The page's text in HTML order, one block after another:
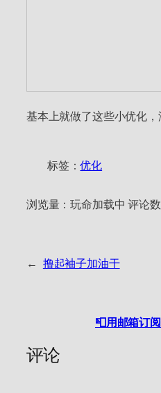
基本上就做了这些小优化，
标签：优化
浏览量：玩命加载中 评论数
← 撸起袖子加油干
📮用邮箱订
评论